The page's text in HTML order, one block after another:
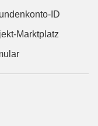
ID
Marktplatz